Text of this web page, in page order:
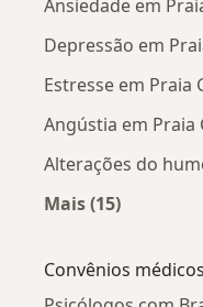
Ansiedade em
Depressão em
Estresse em Praia
Angústia em Praia
Alterações do
Mais (15)
Convênios